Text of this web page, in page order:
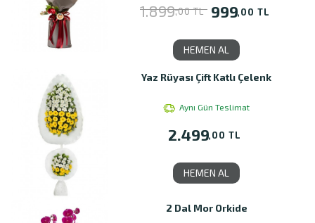
1.899,00 TL 999,00 TL
HEMEN AL
Yaz Rüyası Çift Katlı Çelenk
Aynı Gün Teslimat
2.499,00 TL
HEMEN AL
2 Dal Mor Orkide